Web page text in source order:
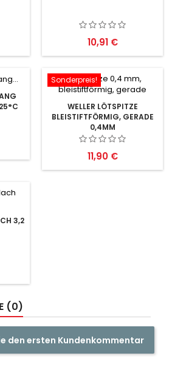
Preis
10,91 €
Sonderpreis!
WELLER LÖTSPITZE
BLEISTIFTFÖRMIG, GERADE
0,4MM
Preis
11,90 €
3,2
(0)
den ersten Kundenkommentar